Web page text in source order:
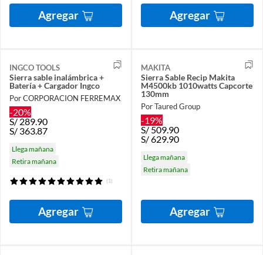
Agregar Agregar
INGCO TOOLS
Sierra sable inalámbrica +
Batería + Cargador Ingco
Por CORPORACION FERREMAX
-20%
S/ 289.90
S/ 363.87
Llega mañana
Retira mañana
(1)
Agregar
MAKITA
Sierra Sable Recip Makita
M4500kb 1010watts Capcorte
130mm
Por Taured Group
-19%
S/ 509.90
S/629.90
Llega mañana
Retira mañana
Agregar